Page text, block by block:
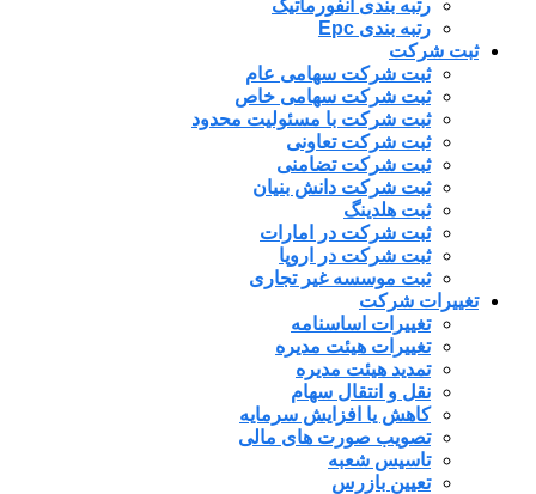
رتبه بندی انفورماتیک
رتبه بندی Epc
ثبت شرکت
ثبت شرکت سهامی عام
ثبت شرکت سهامی خاص
ثبت شرکت با مسئولیت محدود
ثبت شرکت تعاونی
ثبت شرکت تضامنی
ثبت شرکت دانش بنیان
ثبت هلدینگ
ثبت شرکت در امارات
ثبت شرکت در اروپا
ثبت موسسه غیر تجاری
تغییرات شرکت
تغییرات اساسنامه
تغییرات هیئت مدیره
تمدید هیئت مدیره
نقل و انتقال سهام
کاهش یا افزایش سرمایه
تصویب صورت های مالی
تاسیس شعبه
تعیین بازرس